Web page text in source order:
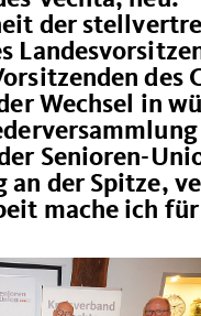
der
des
Wechsel in
Senioren-
an der Spitze,
mache ich